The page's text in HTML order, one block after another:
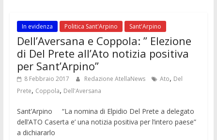
In evidenza Politica Sant'Arpino Sant'Arpino
Dell’Aversana e Coppola: ” Elezione
di Del Prete all’Ato notizia positiva
per Sant’Arpino”
8 Febbraio 2017 Redazione AtellaNews Ato, Del
Prete, Coppola, Dell'Aversana
Sant’Arpino “La nomina di Elpidio Del Prete a delegato
dell’ATO Caserta e’ una notizia positiva per l’intero paese”
a dichiararlo